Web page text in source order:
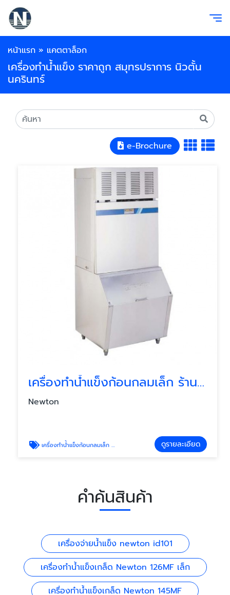
หน้าแรก » แคตตาล็อก
เครื่องทำน้ำแข็ง ราคาถูก สมุทรปราการ นิวตั้น
นครินทร์
e-Brochure
เครื่องทำน้ำแข็งก้อนกลมเล็ก ร้านอาหารขนาดเล็ก
Newton
เครื่องทำน้ำแข็งก้อนกลมเล็ก Newton 125MU เล็ก ดูรายละเอียด
คำค้นสินค้า
เครื่องจ่ายน้ำแข็ง newton id101
เครื่องทำน้ำแข็งเกล็ด Newton 126MF เล็ก
เครื่องทำน้ำแข็งเกล็ด Newton 145MF